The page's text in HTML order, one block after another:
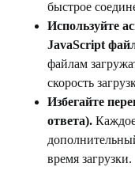
быстрое
Используйте
JavaScript
файлам
скорость
Избегайте
ответа).
время загрузки.